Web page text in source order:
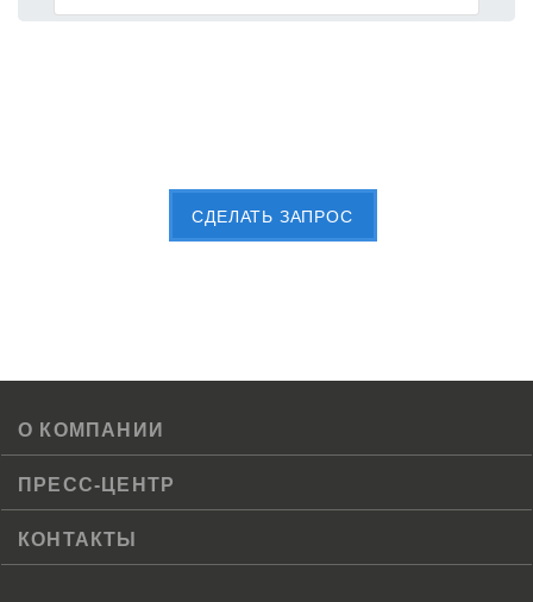
CДЕЛАТЬ ЗАПРОС
О КОМПАНИИ
ПРЕСС-ЦЕНТР
КОНТАКТЫ